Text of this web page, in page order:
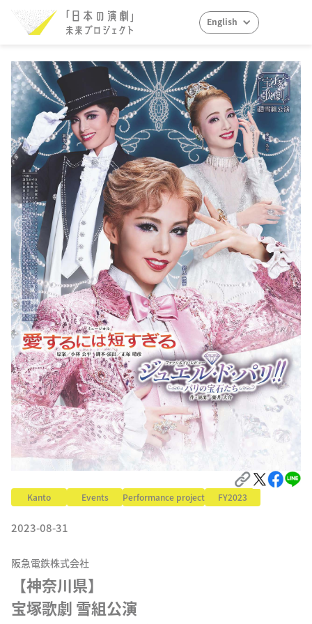
English
Kanto Events Performance project FY2023
2023-08-31
阪急電鉄株式会社
【神奈川県】
宝塚歌劇 雪組公演